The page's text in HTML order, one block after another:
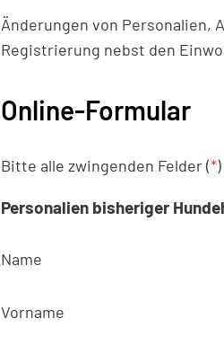
Änderungen von Personalien,
Registrierung nebst den
Online-Formular
Bitte alle zwingenden Felder (*
Personalien bisheriger
Name
Vorname